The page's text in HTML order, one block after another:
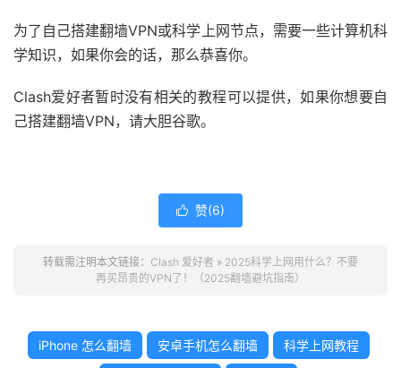
为了自己搭建翻墙VPN或科学上网节点，需要一些计算机科
学知识，如果你会的话，那么恭喜你。
Clash爱好者暂时没有相关的教程可以提供，如果你想要自
己搭建翻墙VPN，请大胆谷歌。
 赞(6)
转载需注明本文链接： Clash 爱好者 » 2025科学上网用什么？不要
再买昂贵的VPN了！（2025翻墙避坑指南）
iPhone 怎么翻墙 安卓手机怎么翻墙 科学上网教程